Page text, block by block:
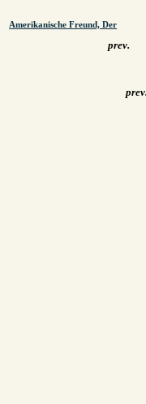
Amerikanische Freund, Der
prev.
prev.